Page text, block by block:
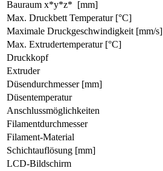
Bauraum x*y*z* [mm]
Max. Druckbett Temperatur [°C]
Maximale Druckgeschwindigkeit [mm/s]
Max. Extrudertemperatur [°C]
Druckkopf
Extruder
Düsendurchmesser [mm]
Düsentemperatur
Anschlussmöglichkeiten
Filamentdurchmesser
Filament-Material
Schichtauflösung [mm]
LCD-Bildschirm